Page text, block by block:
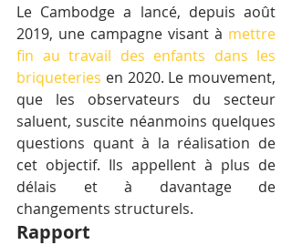
Le Cambodge a lancé, depuis août
2019, une campagne visant à mettre
fin au travail des enfants dans les
briqueteries en 2020. Le mouvement,
que les observateurs du secteur
saluent, suscite néanmoins quelques
questions quant à la réalisation de
cet objectif. Ils appellent à plus de
délais et à davantage de
changements structurels.
Rapport